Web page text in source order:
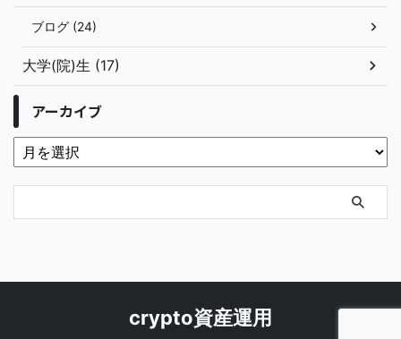
ブログ (24)
大学(院)生 (17)
アーカイブ
crypto資産運用